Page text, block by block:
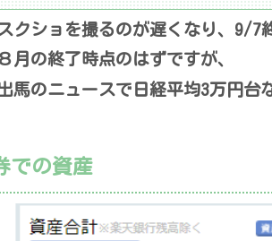
クショを撮るのが遅くなり、9/7
月の終了時点のはずですが、
馬のニュースで日経平均3万円台
での資産